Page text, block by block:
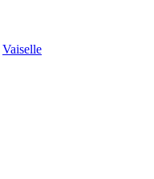
Vaiselle